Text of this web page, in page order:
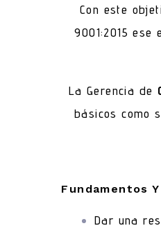
Con este
9001:2015
La Gerencia de
básicos como
Fundamentos
Dar una